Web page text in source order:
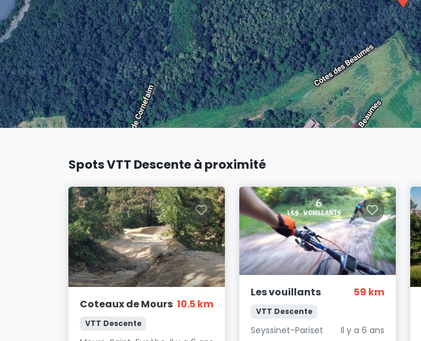
Spots VTT Descente à proximité
Coteaux de Mours 10.5 km
VTT Descente
Les vouillants 59 km
VTT Descente
Seyssinet-Pariset Il y a 6 ans